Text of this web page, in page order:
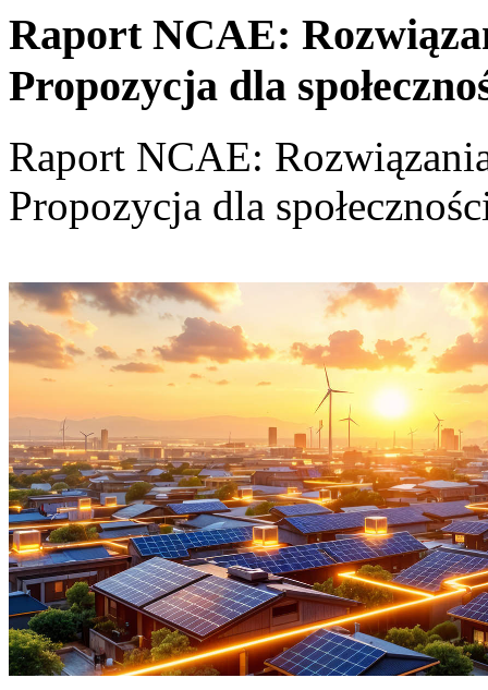
Raport NCAE:
Propozycja dla
Raport NCAE:
Propozycja dla